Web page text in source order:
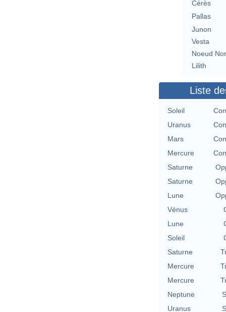
Cérès
Pallas
Junon
Vesta
Noeud
Lilith
Liste
Soleil
Uranus
Mars
Mercure
Saturne
Saturne
Lune
Vénus
Lune
Soleil
Saturne
Mercure
Mercure
Neptune
Uranus